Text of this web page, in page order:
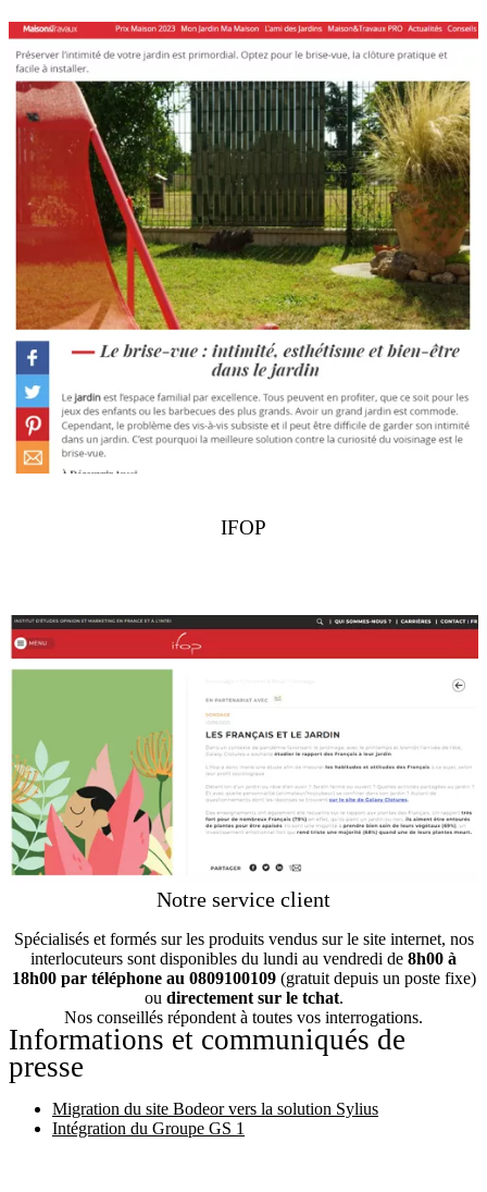
IFOP
Notre service client
Spécialisés et formés sur les produits vendus sur le site internet, nos
interlocuteurs sont disponibles du lundi au vendredi de 8h00 à
18h00 par téléphone au 0809100109 (gratuit depuis un poste fixe)
ou directement sur le tchat.
Nos conseillés répondent à toutes vos interrogations.
Informations et communiqués de
presse
Migration du site Bodeor vers la solution Sylius
Intégration du Groupe GS 1